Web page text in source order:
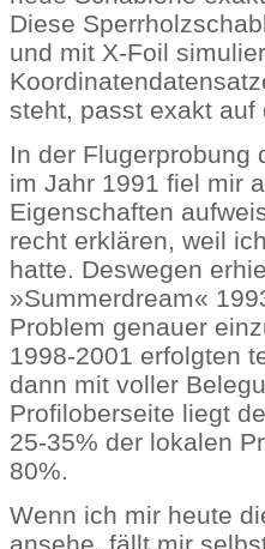
Diese
und mit X-Foil
steht, passt exakt auf
In der Flugerprobung
im Jahr 1991 fiel mir
Eigenschaften
recht erklären, weil
hatte. Deswegen
»Summerdream«
Problem genauer
1998-2001 erfolgten
dann mit voller
Profiloberseite liegt
25-35% der lokalen
80%.
Wenn ich mir heute